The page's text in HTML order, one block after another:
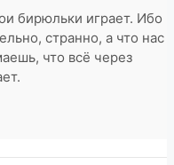
бирюльки играет. Ибо
странно, а что нас
что всё через